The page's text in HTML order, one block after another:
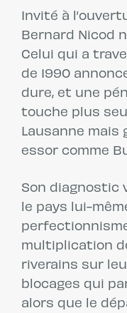
Invité à
Bernard Nicod
Celui qui a
de 1990
dure, et une
touche plus
Lausanne mais
essor comme
Son diagnostic
le pays lui-
multiplication
riverains sur
blocages qui
alors que le